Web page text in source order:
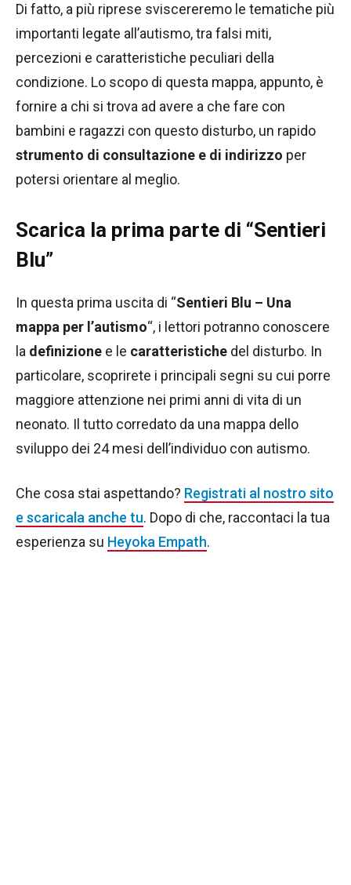
Di fatto, a più riprese sviscereremo le tematiche più
importanti legate all’autismo, tra falsi miti,
percezioni e caratteristiche peculiari della
condizione. Lo scopo di questa mappa, appunto, è
fornire a chi si trova ad avere a che fare con
bambini e ragazzi con questo disturbo, un rapido
strumento di consultazione e di indirizzo per
potersi orientare al meglio.
Scarica la prima parte di “Sentieri
Blu”
In questa prima uscita di “Sentieri Blu – Una
mappa per l’autismo“, i lettori potranno conoscere
la definizione e le caratteristiche del disturbo. In
particolare, scoprirete i principali segni su cui porre
maggiore attenzione nei primi anni di vita di un
neonato. Il tutto corredato da una mappa dello
sviluppo dei 24 mesi dell’individuo con autismo.
Che cosa stai aspettando? Registrati al nostro sito
e scaricala anche tu. Dopo di che, raccontaci la tua
esperienza su Heyoka Empath.